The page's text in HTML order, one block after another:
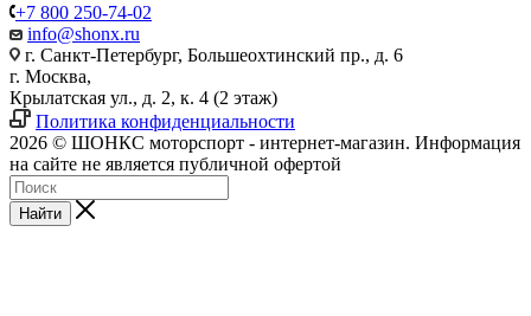
+7 800 250-74-02
info@shonx.ru
г. Санкт-Петербург, Большеохтинский пр., д. 6
г. Москва,
Крылатская ул., д. 2, к. 4 (2 этаж)
Политика конфиденциальности
2026 © ШОНКС моторспорт - интернет-магазин. Информация
на сайте не является публичной офертой
Найти